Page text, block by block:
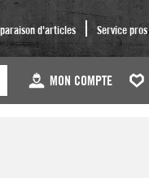
d'articles Service pros
MON COMPTE